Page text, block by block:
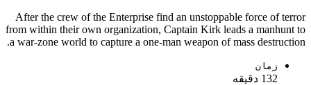
After the crew of the Enterprise find an unstoppable force of terror
from within their own organization, Captain Kirk leads a manhunt to
a war-zone world to capture a one-man weapon of mass destruction.
زمان
132 دقیقه